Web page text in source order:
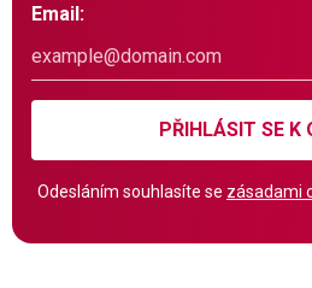
Email:
PŘIHLÁSIT SE K
Odesláním souhlasíte se zásadami